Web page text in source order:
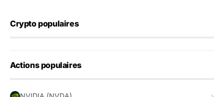
Crypto populaires
Actions populaires